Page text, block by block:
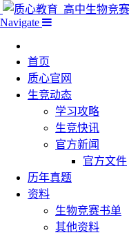
Navigate
首页
质心官网
生竞动态
学习攻略
生竞快讯
官方新闻
官方文件
历年真题
资料
生物竞赛书单
其他资料